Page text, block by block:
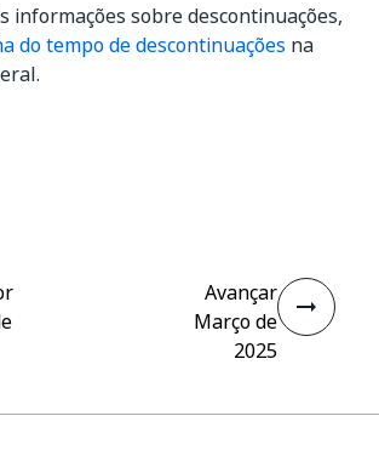
informações sobre descontinuações,
do tempo de descontinuações na
Avançar
Março de
2025